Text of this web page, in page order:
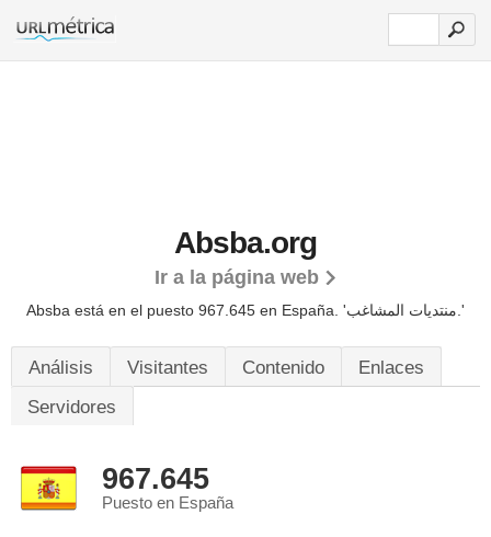
Absba.org
Ir a la página web
Absba está en el puesto 967.645 en España. 'منتديات المشاغب.'
Análisis Visitantes Contenido
Enlaces
Servidores
967.645
Puesto en España